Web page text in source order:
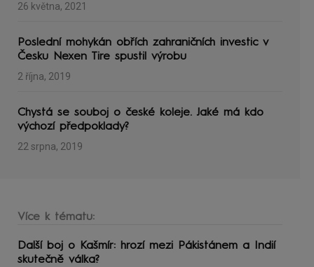
26 května, 2021
Poslední mohykán obřích zahraničních investic v
Česku Nexen Tire spustil výrobu
2 října, 2019
Chystá se souboj o české koleje. Jaké má kdo
výchozí předpoklady?
22 srpna, 2019
Více k tématu:
Další boj o Kašmír: hrozí mezi Pákistánem a Indií
skutečně válka?